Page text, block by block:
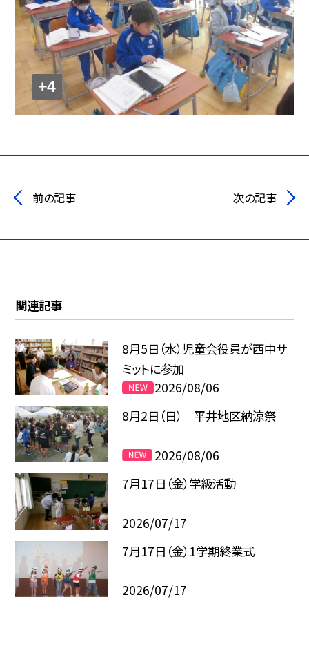
+4
前の記事 次の記事
関連記事
8月5日（水）児童会役員が西中サ
ミットに参加
2026/08/06
8月2日（日） 平井地区納涼祭
2026/08/06
7月17日（金）学級活動
2026/07/17
7月17日（金）1学期終業式
2026/07/17